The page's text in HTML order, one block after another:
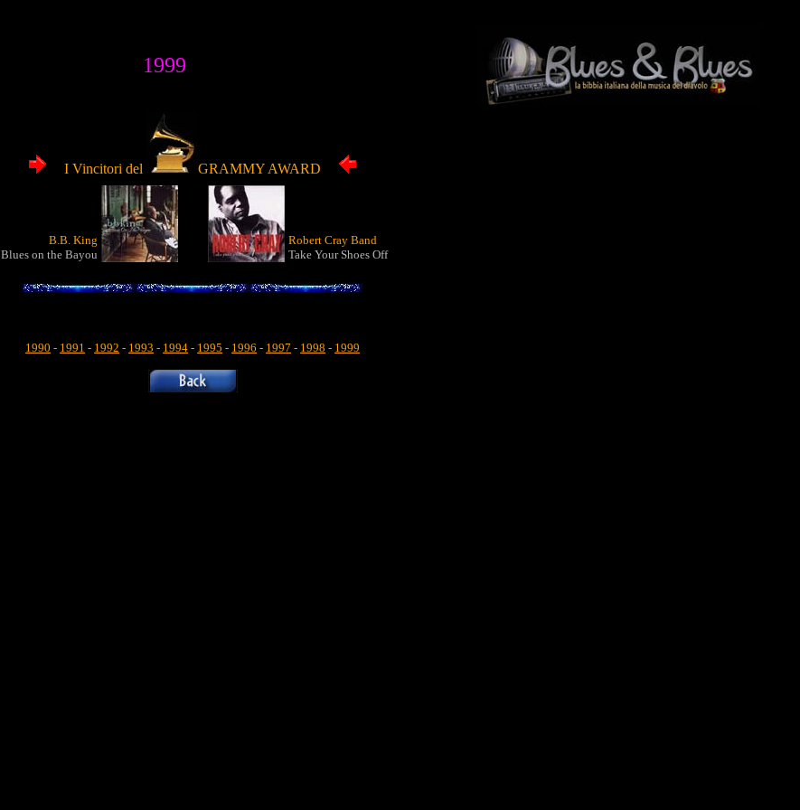
1999
I Vincitori del GRAMMY AWARD
B.B. King
Blues on the Bayou
Robert Cray Band
Take Your Shoes Off
1990 - 1991 - 1992 - 1993 - 1994 - 1995 - 1996 - 1997 - 1998 - 1999